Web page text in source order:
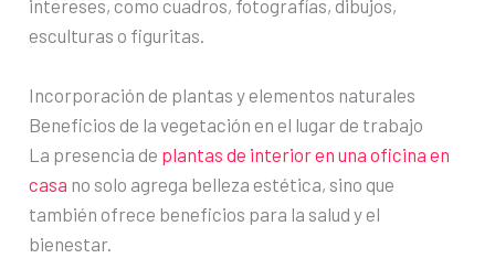
intereses, como cuadros, fotografías, dibujos,
esculturas o figuritas.
Incorporación de plantas y elementos naturales
Beneficios de la vegetación en el lugar de trabajo
La presencia de plantas de interior en una oficina en
casa no solo agrega belleza estética, sino que
también ofrece beneficios para la salud y el
bienestar.